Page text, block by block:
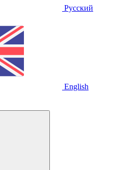
Русский
English